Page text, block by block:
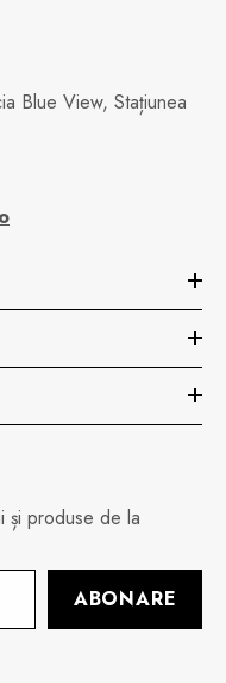
Blue View, Stațiunea
și produse de la
ABONARE